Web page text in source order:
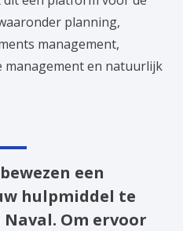
planning,
management,
management en natuurlijk
een
hulpmiddel te
Om ervoor